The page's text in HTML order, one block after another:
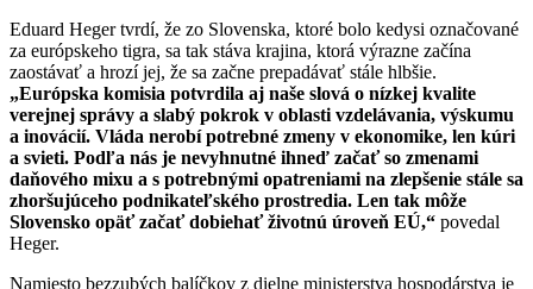
Eduard Heger tvrdí, že zo Slovenska, ktoré bolo kedysi označované
za európskeho tigra, sa tak stáva krajina, ktorá výrazne začína
zaostávať a hrozí jej, že sa začne prepadávať stále hlbšie.
„Európska komisia potvrdila aj naše slová o nízkej kvalite
verejnej správy a slabý pokrok v oblasti vzdelávania, výskumu
a inovácií. Vláda nerobí potrebné zmeny v ekonomike, len kúri
a svieti. Podľa nás je nevyhnutné ihneď začať so zmenami
daňového mixu a s potrebnými opatreniami na zlepšenie stále sa
zhoršujúceho podnikateľského prostredia. Len tak môže
Slovensko opäť začať dobiehať životnú úroveň EÚ,“ povedal
Heger.
Namiesto bezzubých balíčkov z dielne ministerstva hospodárstva je